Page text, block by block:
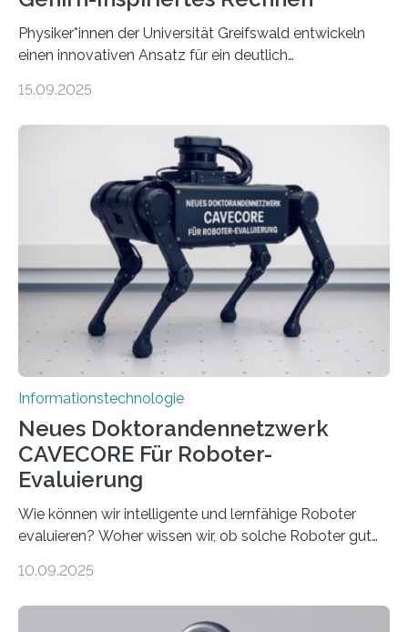
Physiker*innen der Universität Greifswald entwickeln
einen innovativen Ansatz für ein deutlich
Lösungsweg ist inspiriert vom menschlichen Gehirn. Die
stellt die heutige Computertechnik vor
Herausforderungen. Herkömmliche Silizium-
Prozessoren stoßen an ihre Grenzen: Sie verbrauchen
viel Energie, die Speicher- und Verarbeitungseinheiten
sind voneinander getrennt und die Datenübertragung
bremst komplexe Anwendungen aus. Da KI-Modelle
immer größer werden und riesige Datenmengen
verarbeiten müssen, steigt der Bedarf an neuen
Rechenarchitekturen. Neben Quantencomputern
rücken dabei insbesondere…
15.09.2025
Informationstechnologie
Neues Doktorandennetzwerk
CAVECORE Für Roboter-
Evaluierung
Wie können wir intelligente und lernfähige Roboter
evaluieren? Woher wissen wir, ob solche Roboter gut
sich CAVECORE – ein neues Marie Skłodowska-Curie
koordiniert wird. Ab dem 1. September werden sich
10.09.2025